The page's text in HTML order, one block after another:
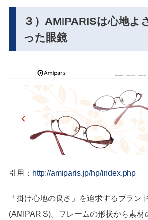
３）AMIPARISは心地よ
った眼鏡
引用： http://amiparis.jp/hp/index.php
「掛け心地の良さ」を追求するブラン
(AMIPARIS)。フレームの形状から素材